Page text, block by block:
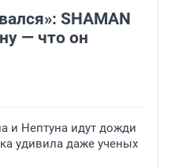
SHAMAN
— что он
и Нептуна идут дожди
удивила даже ученых